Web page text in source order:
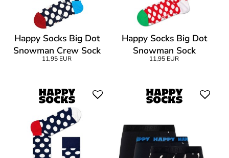
Happy Socks Big Dot
Snowman Crew Sock
11,95 EUR
Happy Socks Big Dot
Snowman Sock
11,95 EUR